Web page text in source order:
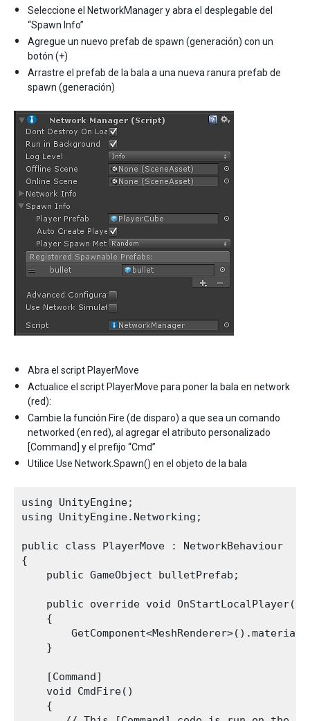
Seleccione el NetworkManager y abra el desplegable del
“Spawn Info”
Agregue un nuevo prefab de spawn (generación) con un
botón (+)
Arrastre el prefab de la bala a una nueva ranura prefab de
spawn (generación)
Abra el script PlayerMove
Actualice el script PlayerMove para poner la bala en network
(red):
Cambie la función Fire (de disparo) a que sea un comando
networked (en red), al agregar el atributo personalizado
[Command] y el prefijo “Cmd”
Utilice Use Network.Spawn() en el objeto de la bala
using UnityEngine;
using UnityEngine.Networking;
public class PlayerMove : NetworkBehaviour
{
    public GameObject bulletPrefab;
    public override void OnStartLocalPlayer()
    {
    }
    [Command]
    void CmdFire()
    {